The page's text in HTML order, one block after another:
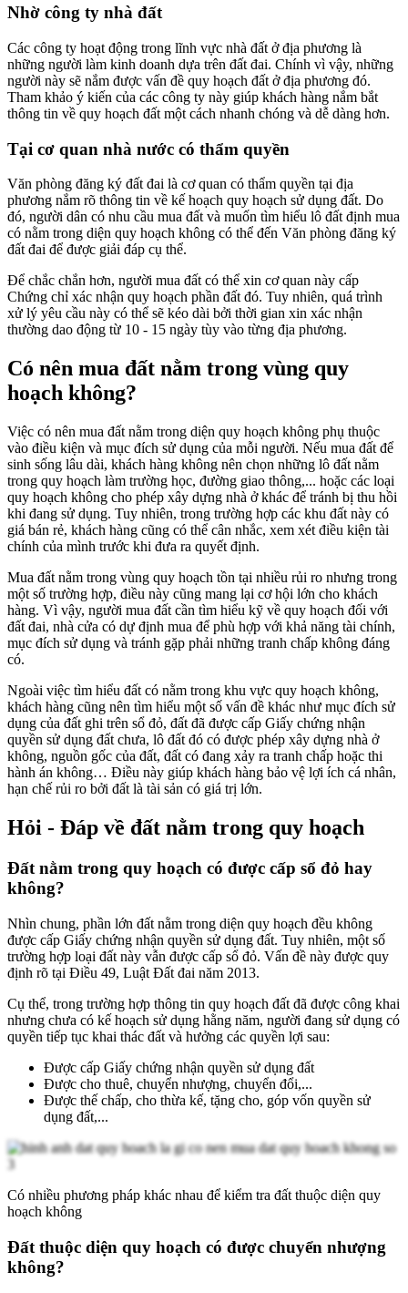
Nhờ công ty nhà đất
Các công ty hoạt động trong lĩnh vực nhà đất ở địa phương là
những người làm kinh doanh dựa trên đất đai. Chính vì vậy, những
người này sẽ nắm được vấn đề quy hoạch đất ở địa phương đó.
Tham khảo ý kiến của các công ty này giúp khách hàng nắm bắt
thông tin về quy hoạch đất một cách nhanh chóng và dễ dàng hơn.
Tại cơ quan nhà nước có thẩm quyền
Văn phòng đăng ký đất đai là cơ quan có thẩm quyền tại địa
phương nắm rõ thông tin về kế hoạch quy hoạch sử dụng đất. Do
đó, người dân có nhu cầu mua đất và muốn tìm hiểu lô đất định mua
có nằm trong diện quy hoạch không có thể đến Văn phòng đăng ký
đất đai để được giải đáp cụ thể.
Để chắc chắn hơn, người mua đất có thể xin cơ quan này cấp
Chứng chỉ xác nhận quy hoạch phần đất đó. Tuy nhiên, quá trình
xử lý yêu cầu này có thể sẽ kéo dài bởi thời gian xin xác nhận
thường dao động từ 10 - 15 ngày tùy vào từng địa phương.
Có nên mua đất nằm trong vùng quy
hoạch không?
Việc có nên mua đất nằm trong diện quy hoạch không phụ thuộc
vào điều kiện và mục đích sử dụng của mỗi người. Nếu mua đất để
sinh sống lâu dài, khách hàng không nên chọn những lô đất nằm
trong quy hoạch làm trường học, đường giao thông,... hoặc các loại
quy hoạch không cho phép xây dựng nhà ở khác để tránh bị thu hồi
khi đang sử dụng. Tuy nhiên, trong trường hợp các khu đất này có
giá bán rẻ, khách hàng cũng có thể cân nhắc, xem xét điều kiện tài
chính của mình trước khi đưa ra quyết định.
Mua đất nằm trong vùng quy hoạch tồn tại nhiều rủi ro nhưng trong
một số trường hợp, điều này cũng mang lại cơ hội lớn cho khách
hàng. Vì vậy, người mua đất cần tìm hiểu kỹ về quy hoạch đối với
đất đai, nhà cửa có dự định mua để phù hợp với khả năng tài chính,
mục đích sử dụng và tránh gặp phải những tranh chấp không đáng
có.
Ngoài việc tìm hiểu đất có nằm trong khu vực quy hoạch không,
khách hàng cũng nên tìm hiểu một số vấn đề khác như mục đích sử
dụng của đất ghi trên sổ đỏ, đất đã được cấp Giấy chứng nhận
quyền sử dụng đất chưa, lô đất đó có được phép xây dựng nhà ở
không, nguồn gốc của đất, đất có đang xảy ra tranh chấp hoặc thi
hành án không… Điều này giúp khách hàng bảo vệ lợi ích cá nhân,
hạn chế rủi ro bởi đất là tài sản có giá trị lớn.
Hỏi - Đáp về đất nằm trong quy hoạch
Đất nằm trong quy hoạch có được cấp sổ đỏ hay
không?
Nhìn chung, phần lớn đất nằm trong diện quy hoạch đều không
được cấp Giấy chứng nhận quyền sử dụng đất. Tuy nhiên, một số
trường hợp loại đất này vẫn được cấp sổ đỏ. Vấn đề này được quy
định rõ tại Điều 49, Luật Đất đai năm 2013.
Cụ thể, trong trường hợp thông tin quy hoạch đất đã được công khai
nhưng chưa có kế hoạch sử dụng hằng năm, người đang sử dụng có
quyền tiếp tục khai thác đất và hưởng các quyền lợi sau:
Được cấp Giấy chứng nhận quyền sử dụng đất
Được cho thuê, chuyển nhượng, chuyển đổi,...
Được thế chấp, cho thừa kế, tặng cho, góp vốn quyền sử
dụng đất,...
Có nhiều phương pháp khác nhau để kiểm tra đất thuộc diện quy
hoạch không
Đất thuộc diện quy hoạch có được chuyển nhượng
không?